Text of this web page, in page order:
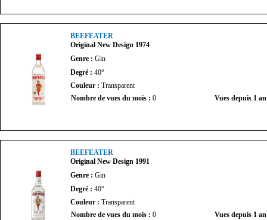
BEEFEATER
Original New Design 1974
Genre : Gin
Degré : 40°
Couleur : Transparent
Nombre de vues du mois : 0 Vues depuis 1
BEEFEATER
Original New Design 1991
Genre : Gin
Degré : 40°
Couleur : Transparent
Nombre de vues du mois : 0 Vues depuis 1